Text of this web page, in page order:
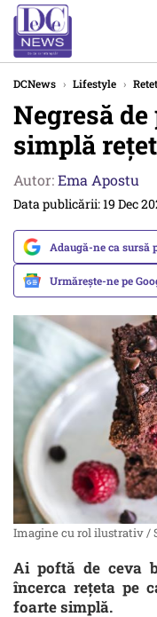
DCNews › Lifestyle ›
Negresă de
simplă
Autor:Ema Apostu
Data publicării: 19 Dec
Adaugă-ne ca sursă
Urmărește-ne pe
Imagine cu rol ilustrativ /
Ai poftă de ceva
încerca rețeta pe
foarte simplă.